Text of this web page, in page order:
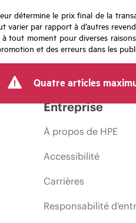
détermine le prix final de la
varier par rapport à d’autres
tout moment pour diverses
et des erreurs dans les
Quatre articles
Entreprise
À propos de HPE
Accessibilité
Carrières
Responsabilité